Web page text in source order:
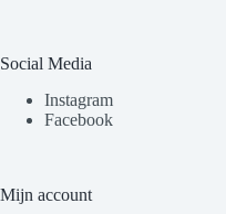
Social Media
Instagram
Facebook
Mijn account